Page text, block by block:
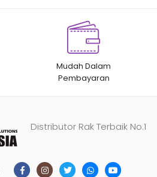
Mudah Dalam
Pembayaran
Distributor Rak Terbaik No.1